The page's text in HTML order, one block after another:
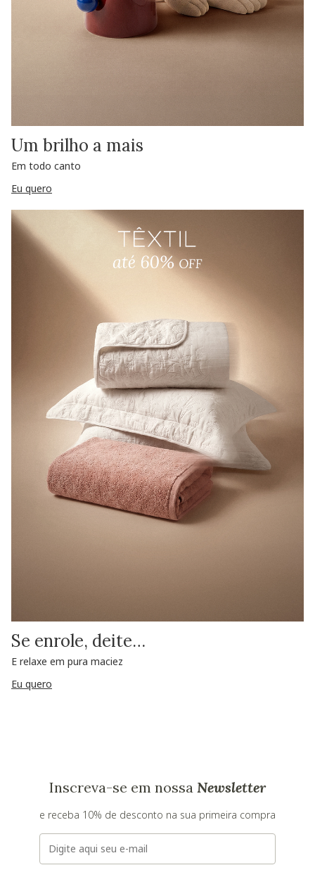
Um brilho a mais
Em todo canto
Eu quero
Se enrole, deite…
E relaxe em pura maciez
Eu quero
Inscreva-se em nossa Newsletter
e receba 10% de desconto na sua primeira compra
E-mail